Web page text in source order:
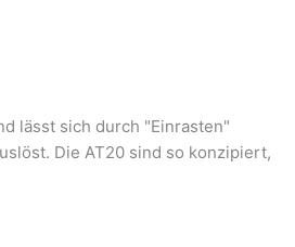
lässt sich durch "Einrasten"
Die AT20 sind so konzipiert,